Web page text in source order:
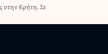
στην Κρήτη. Σε